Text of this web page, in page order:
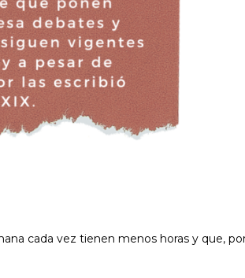
cada vez tienen menos horas y que,